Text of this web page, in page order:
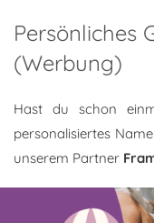
Persönliches
(Werbung)
Hast du schon
personalisiertes
unserem Partner